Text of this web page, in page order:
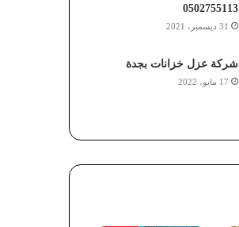
0502755113
31 ديسمبر، 2021
شركة عزل خزانات بجدة
17 مايو، 2022